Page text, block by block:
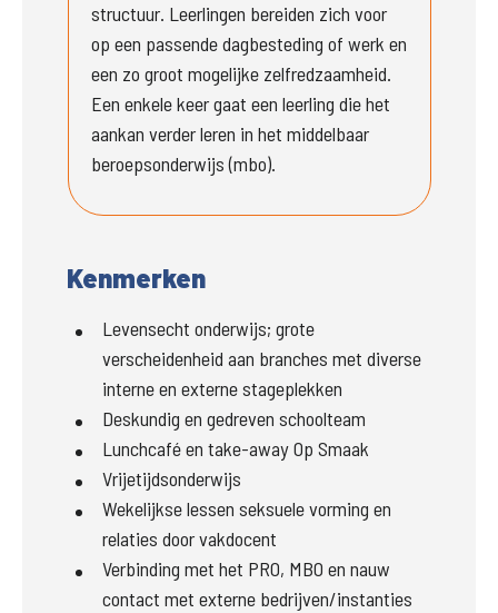
structuur. Leerlingen bereiden zich voor
op een passende dagbesteding of werk en
een zo groot mogelijke zelfredzaamheid.
Een enkele keer gaat een leerling die het
aankan verder leren in het middelbaar
beroepsonderwijs (mbo).
Kenmerken
Levensecht onderwijs; grote
verscheidenheid aan branches met diverse
interne en externe stageplekken
Deskundig en gedreven schoolteam
Lunchcafé en take-away Op Smaak
Vrijetijdsonderwijs
Wekelijkse lessen seksuele vorming en
relaties door vakdocent
Verbinding met het PRO, MBO en nauw
contact met externe bedrijven/instanties